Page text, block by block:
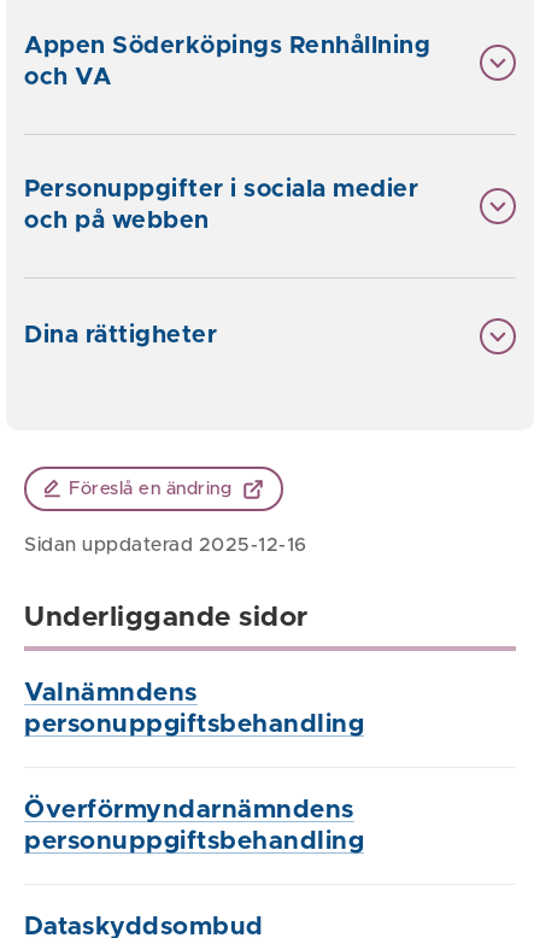
Appen Söderköpings Renhållning
och VA
Personuppgifter i sociala medier
och på webben
Dina rättigheter
Föreslå en ändring
Sidan uppdaterad 2025-12-16
Underliggande sidor
Valnämndens
personuppgiftsbehandling
Överförmyndarnämndens
personuppgiftsbehandling
Dataskyddsombud